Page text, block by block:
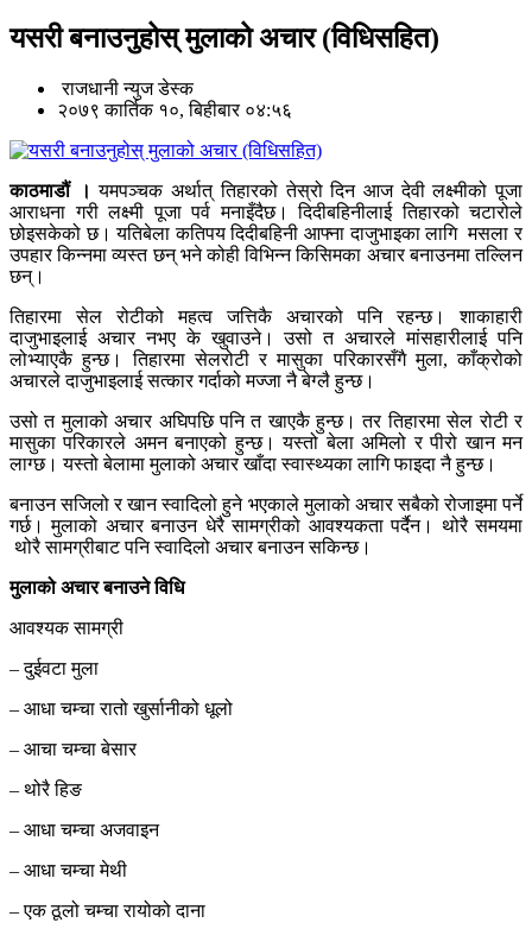
यसरी बनाउनुहोस् मुलाको अचार (विधिसहित)
राजधानी न्युज डेस्क
२०७९ कार्तिक १०, बिहीबार ०४:५६
काठमाडौं । यमपञ्चक अर्थात् तिहारको तेस्रो दिन आज देवी लक्ष्मीको पूजा
आराधना गरी लक्ष्मी पूजा पर्व मनाइँदैछ। दिदीबहिनीलाई तिहारको चटारोले
छोइसकेको छ। यतिबेला कतिपय दिदीबहिनी आफ्ना दाजुभाइका लागि मसला र
उपहार किन्‍नमा व्यस्त छन् भने कोही विभिन्न किसिमका अचार बनाउनमा तल्लिन
छन्।
तिहारमा सेल रोटीको महत्व जत्तिकै अचारको पनि रहन्छ। शाकाहारी
दाजुभाइलाई अचार नभए के खुवाउने। उसो त अचारले मांसहारीलाई पनि
लोभ्याएकै हुन्छ। तिहारमा सेलरोटी र मासुका परिकारसँगै मुला, काँक्रोको
अचारले दाजुभाइलाई सत्कार गर्दाको मज्जा नै बेग्लै हुन्छ।
उसो त मुलाको अचार अघिपछि पनि त खाएकै हुन्छ। तर तिहारमा सेल रोटी र
मासुका परिकारले अमन बनाएको हुन्छ। यस्तो बेला अमिलो र पीरो खान मन
लाग्छ। यस्तो बेलामा मुलाको अचार खाँदा स्वास्थ्यका लागि फाइदा नै हुन्छ।
बनाउन सजिलो र खान स्वादिलो हुने भएकाले मुलाको अचार सबैको रोजाइमा पर्ने
गर्छ। मुलाको अचार बनाउन धेरै सामग्रीको आवश्यकता पर्दैन। थोरै समयमा
थोरै सामग्रीबाट पनि स्वादिलो अचार बनाउन सकिन्छ।
मुलाको अचार बनाउने विधि
आवश्यक सामग्री
– दुईवटा मुला
– आधा चम्चा रातो खुर्सानीको धूलो
– आचा चम्चा बेसार
– थोरै हिङ
– आधा चम्चा अजवाइन
– आधा चम्चा मेथी
– एक ठूलो चम्चा रायोको दाना